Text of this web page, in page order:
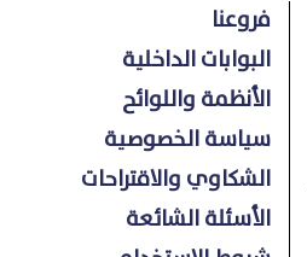
فروعنا
البوابات الداخلية
الأنظمة واللوائح
سياسة الخصوصية
الشكاوي والاقتراحات
الأسئلة الشائعة